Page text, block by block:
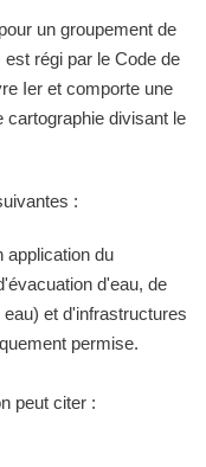
un groupement de
régi par le Code de
Ier et comporte une
cartographie divisant le
:
application du
d'eau, de
et d'infrastructures
permise.
peut citer :